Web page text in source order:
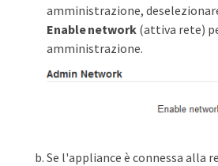
amministrazione,
Enable network(attiva rete)
amministrazione.
Se l'appliance è connessa alla